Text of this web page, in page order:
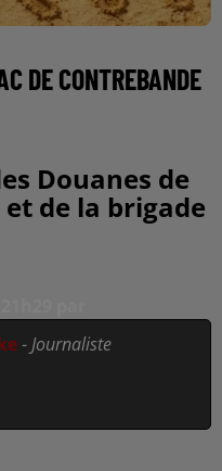
DE CONTREBANDE
Douanes de
de la brigade
-Journaliste